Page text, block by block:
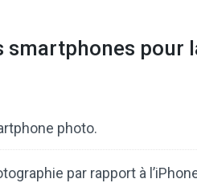
smartphones pour
photo.
par rapport à